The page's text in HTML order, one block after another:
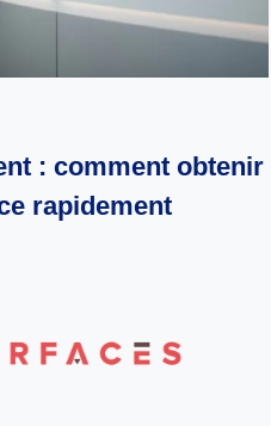
: comment obtenir
rapidement